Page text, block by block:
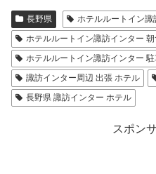
長野県
ホテルルートイン諏
ホテルルートイン諏訪インター 朝
ホテルルートイン諏訪インター
諏訪インター周辺 出張 ホテル
長野県 諏訪インター ホテル
スポン